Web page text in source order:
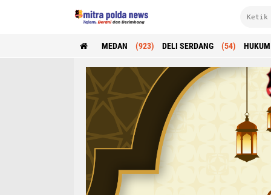
MEDAN (923) DELI SERDANG (54) HUKUM